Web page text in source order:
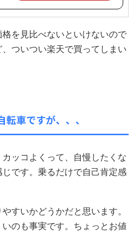
を見比べないといけないので
ついつい楽天で買ってしまい
車ですが、、、
ッコよくって、自慢したくな
じです。乗るだけで自己肯定感
すいかどうかだと思います。
のも事実です。ちょっとお値